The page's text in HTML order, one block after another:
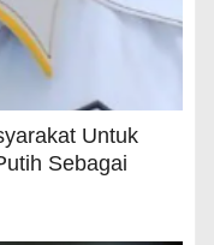
Untuk
Sebagai